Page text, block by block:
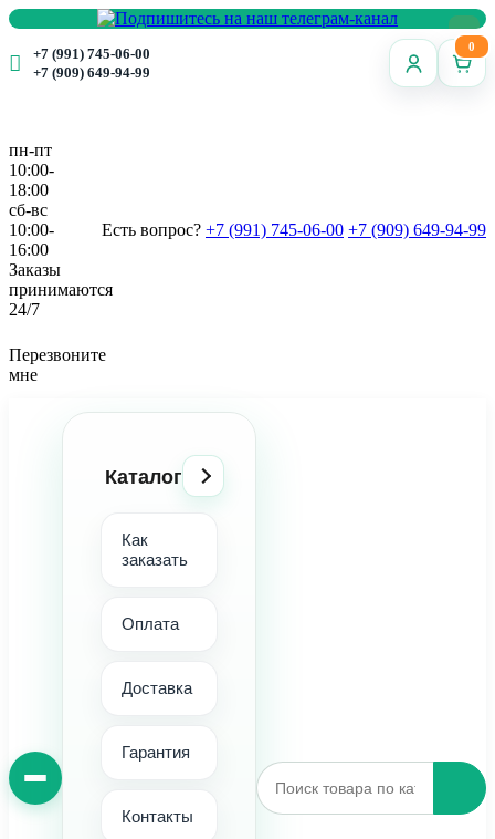
+7 (991) 745-06-00
+7 (909) 649-94-99
0
пн-пт
10:00-
18:00
сб-вс
10:00-
16:00
Заказы
принимаются
24/7
Есть вопрос? +7 (991) 745-06-00 +7 (909) 649-94-99
Перезвоните
мне
Каталог
Как
заказать
Оплата
Доставка
Гарантия
Контакты